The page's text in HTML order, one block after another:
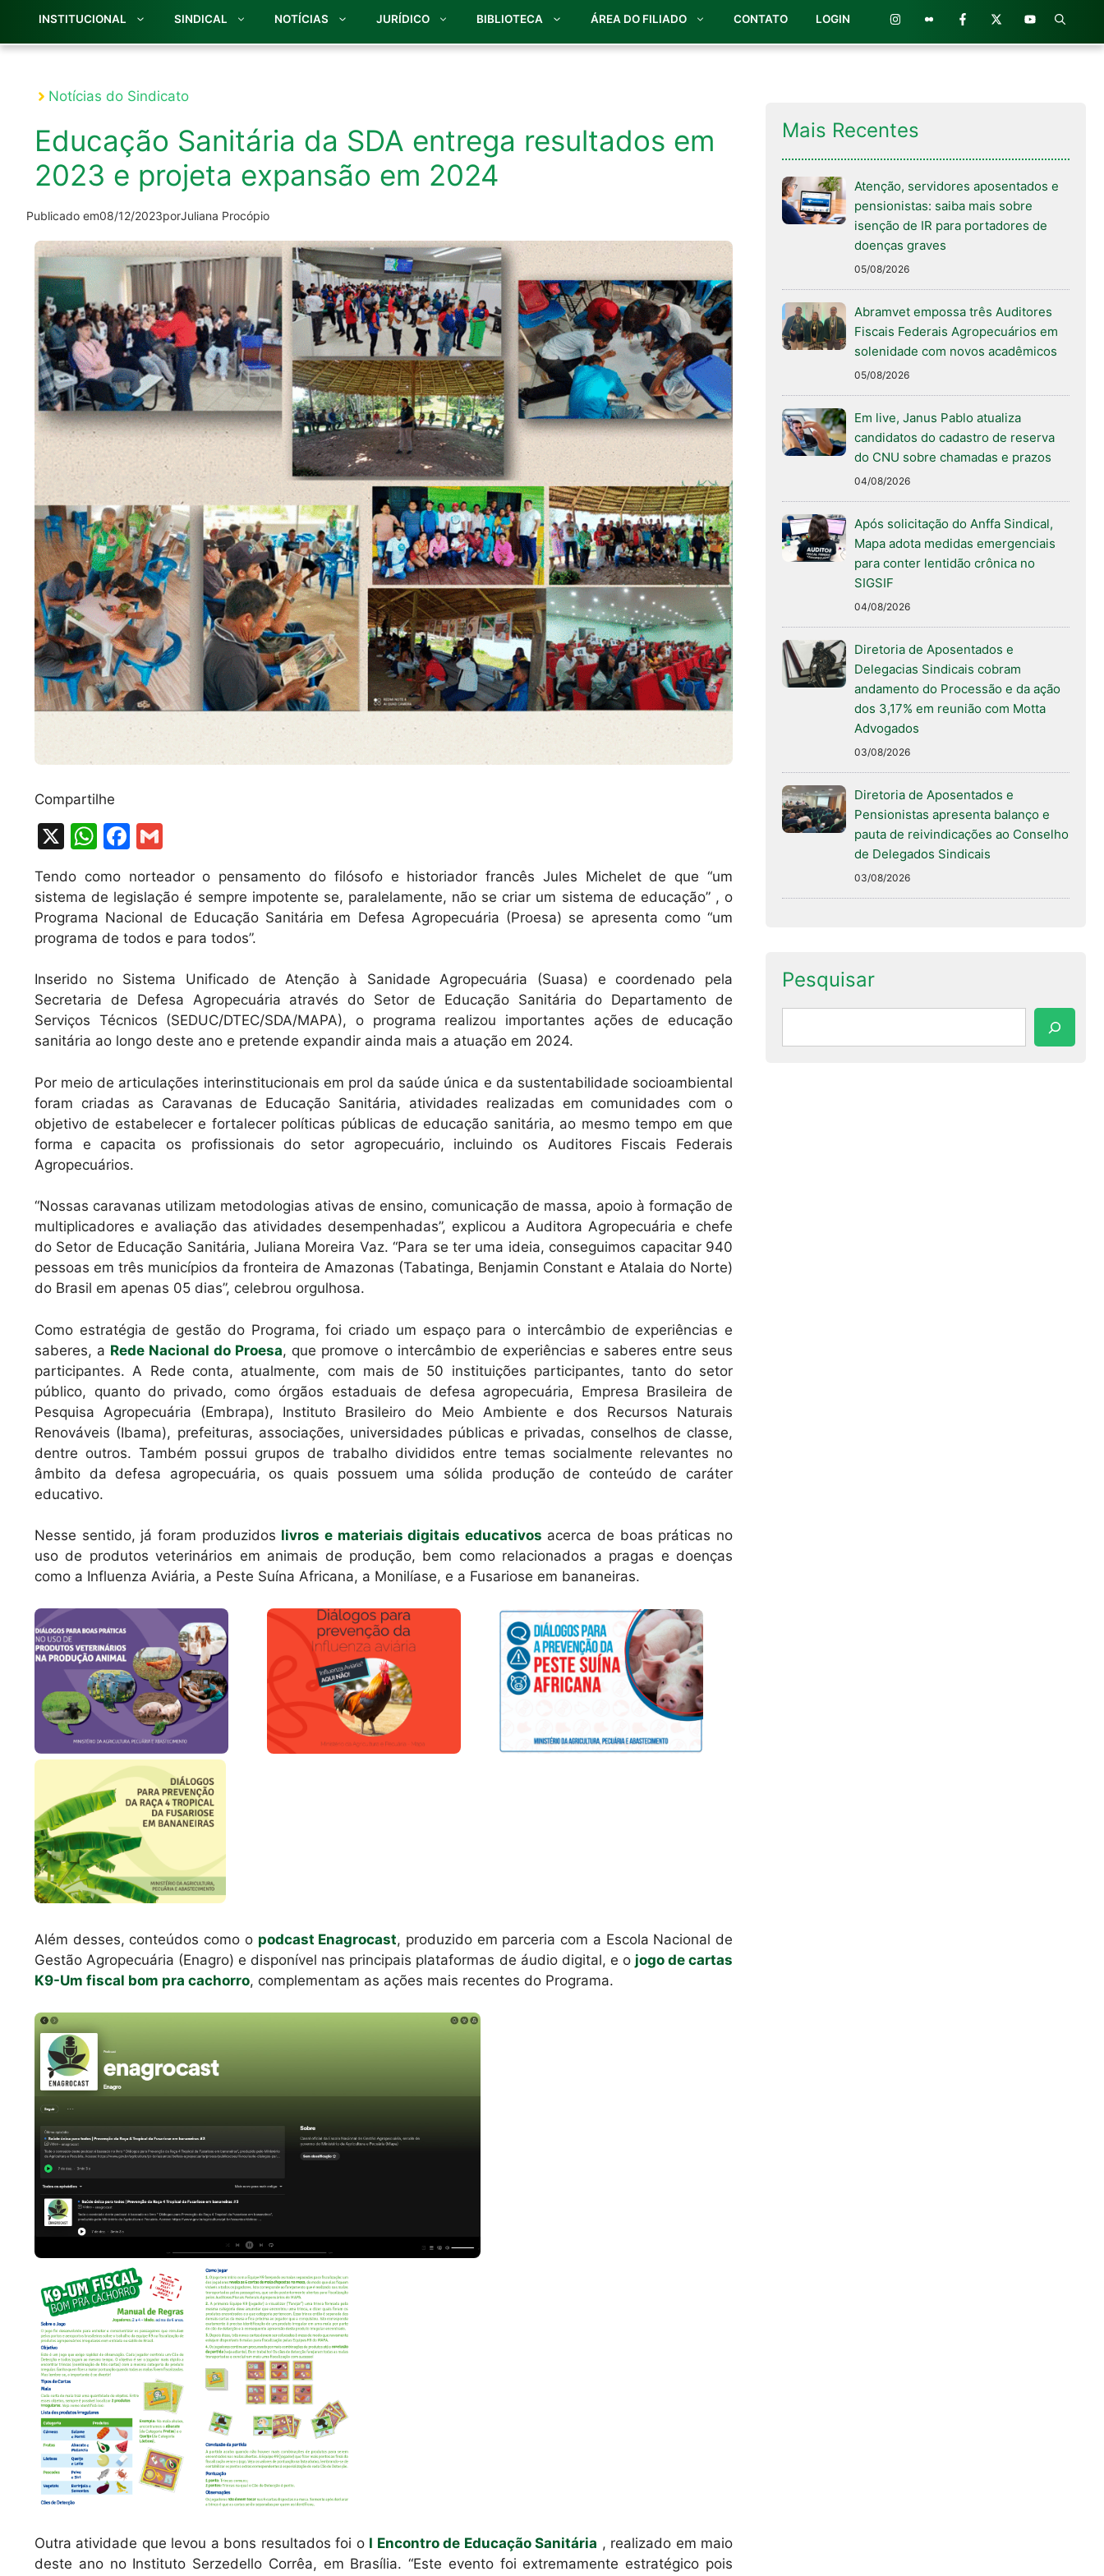
INSTITUCIONAL SINDICAL NOTÍCIAS JURÍDICO BIBLIOTECA ÁREA DO FILIADO CONTATO LOGIN
Notícias do Sindicato
Educação Sanitária da SDA entrega resultados em
2023 e projeta expansão em 2024
Publicado em08/12/2023porJuliana Procópio
Compartilhe
X
W
at
s
A
p
p
F
c
e
b
o
o
k
m
ai
Tendo como norteador o pensamento do filósofo e historiador francês Jules Michelet de que “um
sistema de legislação é sempre impotente se, paralelamente, não se criar um sistema de educação” , o
Programa Nacional de Educação Sanitária em Defesa Agropecuária (Proesa) se apresenta como “um
programa de todos e para todos”.
Inserido no Sistema Unificado de Atenção à Sanidade Agropecuária (Suasa) e coordenado pela
Secretaria de Defesa Agropecuária através do Setor de Educação Sanitária do Departamento de
Serviços Técnicos (SEDUC/DTEC/SDA/MAPA), o programa realizou importantes ações de educação
sanitária ao longo deste ano e pretende expandir ainda mais a atuação em 2024.
Por meio de articulações interinstitucionais em prol da saúde única e da sustentabilidade socioambiental
foram criadas as Caravanas de Educação Sanitária, atividades realizadas em comunidades com o
objetivo de estabelecer e fortalecer políticas públicas de educação sanitária, ao mesmo tempo em que
forma e capacita os profissionais do setor agropecuário, incluindo os Auditores Fiscais Federais
Agropecuários.
“Nossas caravanas utilizam metodologias ativas de ensino, comunicação de massa, apoio à formação de
multiplicadores e avaliação das atividades desempenhadas”, explicou a Auditora Agropecuária e chefe
do Setor de Educação Sanitária, Juliana Moreira Vaz. “Para se ter uma ideia, conseguimos capacitar 940
pessoas em três municípios da fronteira de Amazonas (Tabatinga, Benjamin Constant e Atalaia do Norte)
do Brasil em apenas 05 dias”, celebrou orgulhosa.
Como estratégia de gestão do Programa, foi criado um espaço para o intercâmbio de experiências e
saberes, a Rede Nacional do Proesa, que promove o intercâmbio de experiências e saberes entre seus
participantes. A Rede conta, atualmente, com mais de 50 instituições participantes, tanto do setor
público, quanto do privado, como órgãos estaduais de defesa agropecuária, Empresa Brasileira de
Pesquisa Agropecuária (Embrapa), Instituto Brasileiro do Meio Ambiente e dos Recursos Naturais
Renováveis (Ibama), prefeituras, associações, universidades públicas e privadas, conselhos de classe,
dentre outros. Também possui grupos de trabalho divididos entre temas socialmente relevantes no
âmbito da defesa agropecuária, os quais possuem uma sólida produção de conteúdo de caráter
educativo.
Nesse sentido, já foram produzidos livros e materiais digitais educativos acerca de boas práticas no
uso de produtos veterinários em animais de produção, bem como relacionados a pragas e doenças
como a Influenza Aviária, a Peste Suína Africana, a Monilíase, e a Fusariose em bananeiras.
Além desses, conteúdos como o podcast Enagrocast, produzido em parceria com a Escola Nacional de
Gestão Agropecuária (Enagro) e disponível nas principais plataformas de áudio digital, e o jogo de cartas
K9-Um fiscal bom pra cachorro, complementam as ações mais recentes do Programa.
Outra atividade que levou a bons resultados foi o I Encontro de Educação Sanitária , realizado em maio
deste ano no Instituto Serzedello Corrêa, em Brasília. “Este evento foi extremamente estratégico pois
Mais Recentes
Atenção, servidores aposentados e
pensionistas: saiba mais sobre
isenção de IR para portadores de
doenças graves
05/08/2026
Abramvet empossa três Auditores
Fiscais Federais Agropecuários em
solenidade com novos acadêmicos
05/08/2026
Em live, Janus Pablo atualiza
candidatos do cadastro de reserva
do CNU sobre chamadas e prazos
04/08/2026
Após solicitação do Anffa Sindical,
Mapa adota medidas emergenciais
para conter lentidão crônica no
SIGSIF
04/08/2026
Diretoria de Aposentados e
Delegacias Sindicais cobram
andamento do Processão e da ação
dos 3,17% em reunião com Motta
Advogados
03/08/2026
Diretoria de Aposentados e
Pensionistas apresenta balanço e
pauta de reivindicações ao Conselho
de Delegados Sindicais
03/08/2026
Pesquisar